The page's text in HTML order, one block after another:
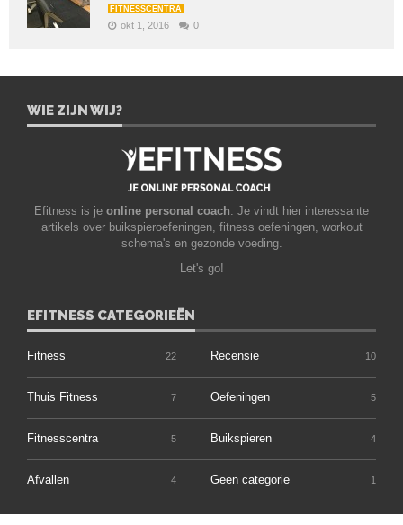
FITNESSCENTRA
okt 1, 2016 0
WIE ZIJN WIJ?
Efitness is je online personal coach. Je vindt hier interessante
artikels over buikspieroefeningen, fitness oefeningen, workout
schema's en gezonde voeding.
Let's go!
EFITNESS CATEGORIEËN
Fitness 22 Recensie 10
Thuis Fitness 7 Oefeningen 5
Fitnesscentra 5 Buikspieren 4
Afvallen 4 Geen categorie 1